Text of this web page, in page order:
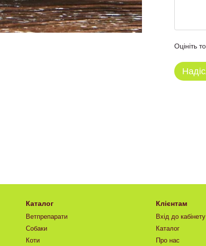
Оцініть
Каталог
Ветпрепарати
Собаки
Коти
Клієнтам
Вхід до кабінету
Каталог
Про нас